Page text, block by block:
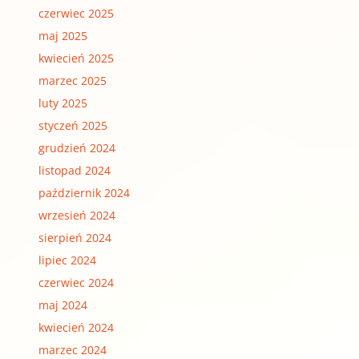
czerwiec 2025
maj 2025
kwiecień 2025
marzec 2025
luty 2025
styczeń 2025
grudzień 2024
listopad 2024
październik 2024
wrzesień 2024
sierpień 2024
lipiec 2024
czerwiec 2024
maj 2024
kwiecień 2024
marzec 2024